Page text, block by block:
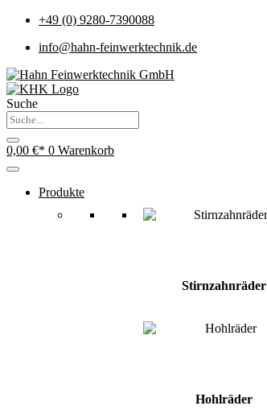
+49 (0) 9280-7390088
info@hahn-feinwerktechnik.de
Suche
0,00 € 0 Warenkorb
Produkte
Stirnzahnräder
Hohlräder